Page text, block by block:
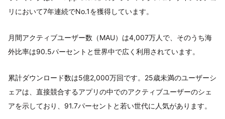
リにおいて7年連続でNo.1を獲得しています。
月間アクティブユーザー数（MAU）は4,007万人で、そのうち海
外比率は90.5パーセントと世界中で広く利用されています。
累計ダウンロード数は5億2,000万回です。25歳未満のユーザーシ
ェアは、直接競合するアプリの中でのアクティブユーザーのシェ
アを示しており、91.7パーセントと若い世代に人気があります。